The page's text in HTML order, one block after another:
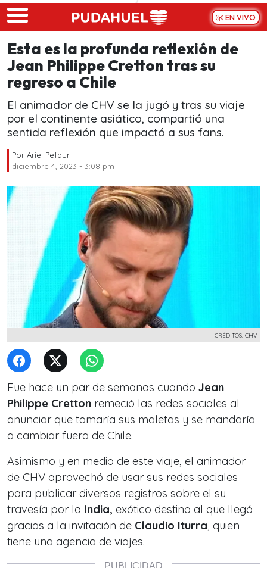
Skip to main content
EN VIVO
Esta es la profunda reflexión de
Jean Philippe Cretton tras su
regreso a Chile
El animador de CHV se la jugó y tras su viaje
por el continente asiático, compartió una
sentida reflexión que impactó a sus fans.
Por Ariel Pefaur
diciembre 4, 2023 - 3:08 pm
CRÉDITOS: CHV
Fue hace un par de semanas cuando Jean
Philippe Cretton remeció las redes sociales al
anunciar que tomaría sus maletas y se mandaría
a cambiar fuera de Chile.
Asimismo y en medio de este viaje, el animador
de CHV aprovechó de usar sus redes sociales
para publicar diversos registros sobre el su
travesía por la India, exótico destino al que llegó
gracias a la invitación de Claudio Iturra, quien
tiene una agencia de viajes.